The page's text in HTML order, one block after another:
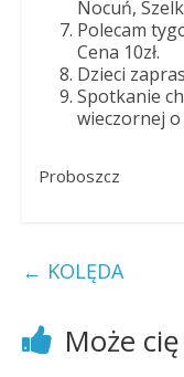
Nocuń,
Polecam
Cena 10zł.
Dzieci
Spotkanie
wieczornej o
Proboszcz
← KOLĘDA
Może